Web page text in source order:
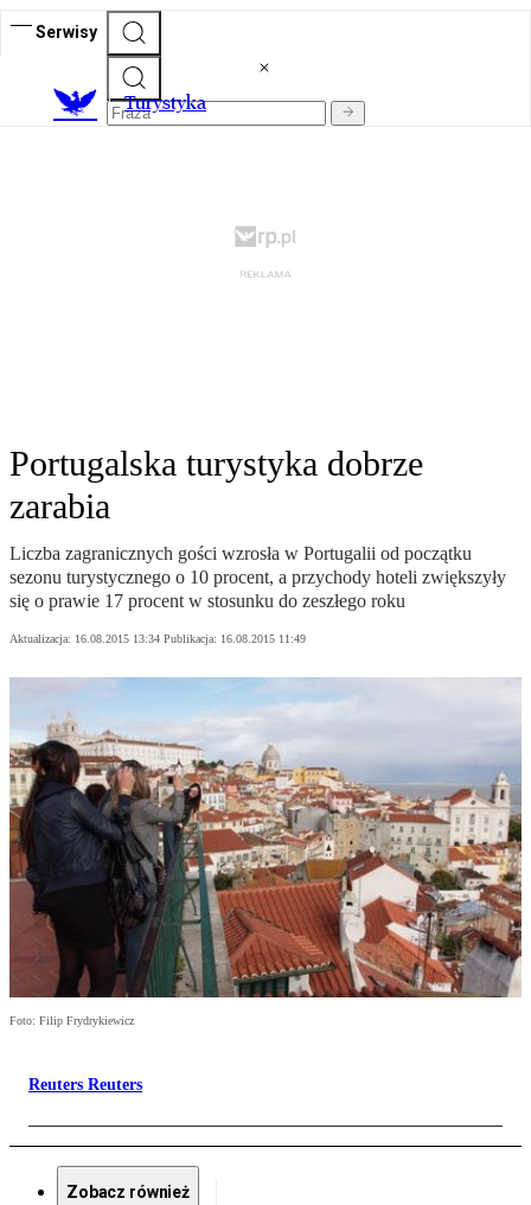
Serwisy
Turystyka
Portugalska turystyka dobrze
zarabia
Liczba zagranicznych gości wzrosła w Portugalii od początku
sezonu turystycznego o 10 procent, a przychody hoteli zwiększyły
się o prawie 17 procent w stosunku do zeszłego roku
Aktualizacja: 16.08.2015 13:34 Publikacja: 16.08.2015 11:49
Foto: Filip Frydrykiewicz
Reuters Reuters
Zobacz również